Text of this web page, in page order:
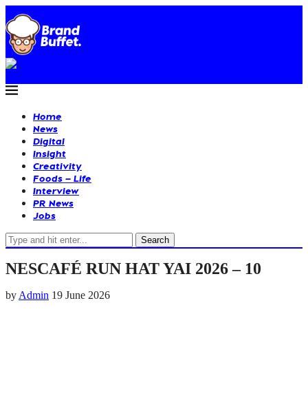
Home
News
Digital
Insight
Creativity
Foods – Life
Interview
PR News
Jobs
Search
NESCAFÉ RUN HAT YAI 2026 – 10
by Admin 19 June 2026